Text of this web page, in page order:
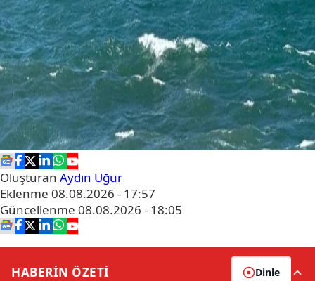
Oluşturan Aydın Uğur
Eklenme 08.08.2026 - 17:57
Güncellenme 08.08.2026 - 18:05
HABERİN ÖZETİ Dinle